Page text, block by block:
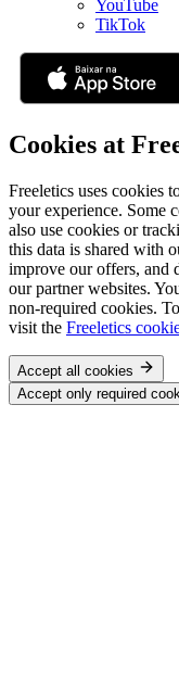
YouTube
TikTok
Cookies at
Freeletics uses cookies
your experience. Some
also use cookies or
this data is shared with
improve our offers, and
our partner websites.
non-required cookies.
visit the Freeletics
Accept all cookies
Accept only required